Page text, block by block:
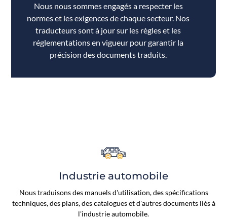
Nous nous sommes engagés a respecter les
normes et les exigences de chaque secteur. Nos
traducteurs sont à jour sur les règles et les
réglementations en vigueur pour garantir la
précision des documents traduits.
Industrie automobile
Nous traduisons des manuels d'utilisation, des spécifications
techniques, des plans, des catalogues et d'autres documents liés à
l'industrie automobile.